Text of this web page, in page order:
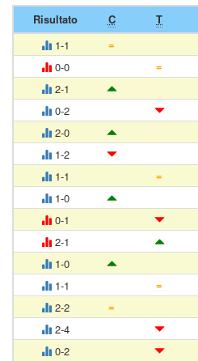
Risultato C T
1-1
=
0-0
=
2-1
0-2
2-0
1-2
1-1
=
1-0
0-1
2-1
1-0
1-1
=
2-2
=
2-4
0-2